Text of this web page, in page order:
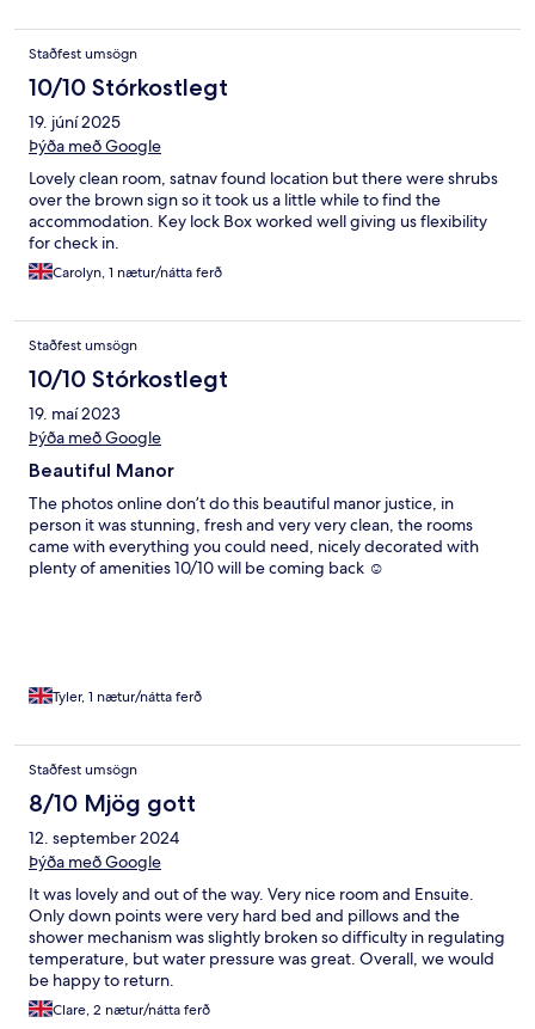
Staðfest umsögn
10/10 Stórkostlegt
19. júní 2025
Þýða með Google
Lovely clean room, satnav found location but there were shrubs
over the brown sign so it took us a little while to find the
accommodation. Key lock Box worked well giving us flexibility
for check in.
Carolyn, 1 nætur/nátta ferð
Staðfest umsögn
10/10 Stórkostlegt
19. maí 2023
Þýða með Google
Beautiful Manor
The photos online don’t do this beautiful manor justice, in
person it was stunning, fresh and very very clean, the rooms
came with everything you could need, nicely decorated with
plenty of amenities 10/10 will be coming back ☺️
Tyler, 1 nætur/nátta ferð
Staðfest umsögn
8/10 Mjög gott
12. september 2024
Þýða með Google
It was lovely and out of the way. Very nice room and Ensuite.
Only down points were very hard bed and pillows and the
shower mechanism was slightly broken so difficulty in regulating
temperature, but water pressure was great. Overall, we would
be happy to return.
Clare, 2 nætur/nátta ferð